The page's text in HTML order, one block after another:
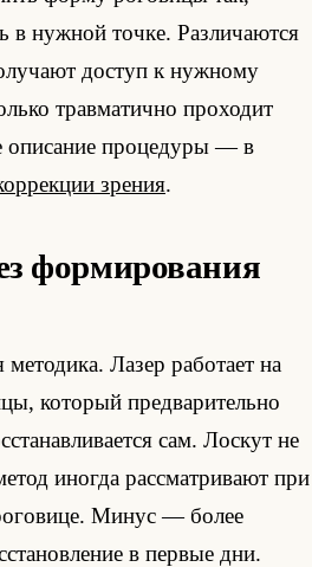
в нужной точке. Различаются
доступ к нужному
травматично проходит
описание процедуры — в
зрения.
формирования
Лазер работает на
который предварительно
сам. Лоскут не
иногда рассматривают при
Минус — более
в первые дни.